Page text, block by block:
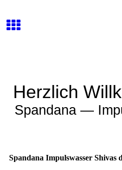
Herzlich
Spandana —
Spandana Impulswasser Shivas